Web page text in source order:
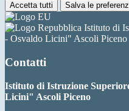
Accetta tutti Salva le
Istituto di
- Osvaldo Licini" Ascoli Piceno
Contatti
Istituto di Istruzione
Licini" Ascoli Piceno